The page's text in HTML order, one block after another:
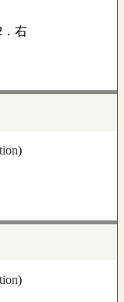
．右
)
)